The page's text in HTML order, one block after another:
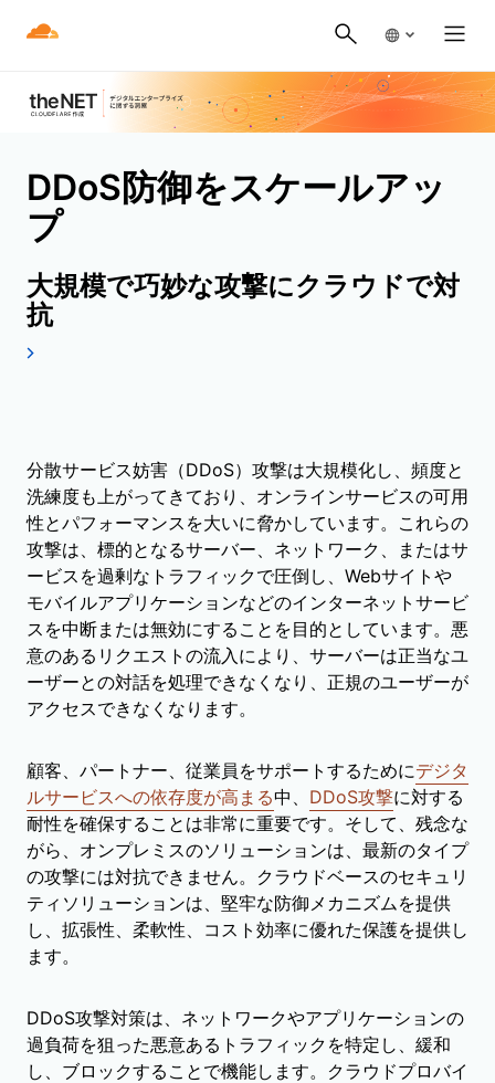
DDoS防御をスケールアッ
プ
大規模で巧妙な攻撃にクラウドで対
抗
分散サービス妨害（DDoS）攻撃は大規模化し、頻度と
洗練度も上がってきており、オンラインサービスの可用
性とパフォーマンスを大いに脅かしています。これらの
攻撃は、標的となるサーバー、ネットワーク、またはサ
ービスを過剰なトラフィックで圧倒し、Webサイトや
モバイルアプリケーションなどのインターネットサービ
スを中断または無効にすることを目的としています。悪
意のあるリクエストの流入により、サーバーは正当なユ
ーザーとの対話を処理できなくなり、正規のユーザーが
アクセスできなくなります。
顧客、パートナー、従業員をサポートするためにデジタ
ルサービスへの依存度が高まる中、 DDoS攻撃に対する
耐性を確保することは非常に重要です。そして、残念な
がら、オンプレミスのソリューションは、最新のタイプ
の攻撃には対抗できません。クラウドベースのセキュリ
ティソリューションは、堅牢な防御メカニズムを提供
し、拡張性、柔軟性、コスト効率に優れた保護を提供し
ます。
DDoS攻撃対策は、ネットワークやアプリケーションの
過負荷を狙った悪意あるトラフィックを特定し、緩和
し、ブロックすることで機能します。クラウドプロバイ